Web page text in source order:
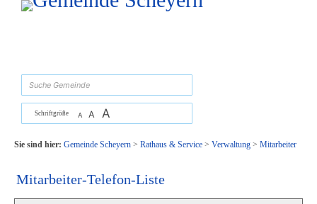
Zum Inhalt, zur Navigationoder zur Startseite springen.
Schriftgröße A A A
Sie sind hier: Gemeinde Scheyern> Rathaus & Service> Verwaltung> Mitarbeiter
Mitarbeiter-Telefon-Liste